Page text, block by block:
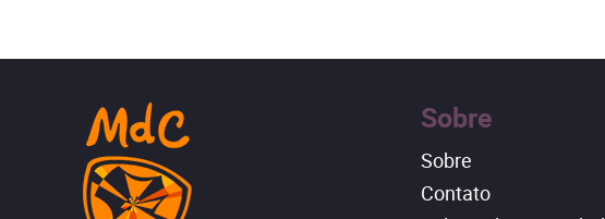
Sobre
Sobre
Contato